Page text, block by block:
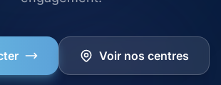
Voir nos centres